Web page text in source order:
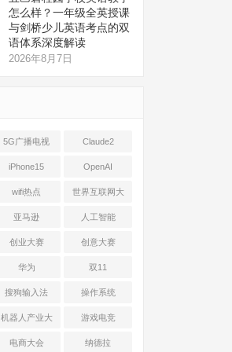
怎么样？一年级全英授课
与剑桥少儿英语考点的双
语体系深度解读
2026年8月7日
5G广播电视 Claude2
iPhone15 OpenAI
wifi热点 世界互联网大
会
亚马逊 人工智能
创业大赛 创意大赛
华为 双11
搜狗输入法 操作系统
机器人产业大
会
游戏电竞
电商大会 纳德拉